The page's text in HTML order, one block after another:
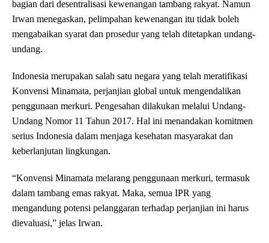
bagian dari desentralisasi kewenangan tambang rakyat. Namun
Irwan menegaskan, pelimpahan kewenangan itu tidak boleh
mengabaikan syarat dan prosedur yang telah ditetapkan undang-
undang.
Indonesia merupakan salah satu negara yang telah meratifikasi
Konvensi Minamata, perjanjian global untuk mengendalikan
penggunaan merkuri. Pengesahan dilakukan melalui Undang-
Undang Nomor 11 Tahun 2017. Hal ini menandakan komitmen
serius Indonesia dalam menjaga kesehatan masyarakat dan
keberlanjutan lingkungan.
“Konvensi Minamata melarang penggunaan merkuri, termasuk
dalam tambang emas rakyat. Maka, semua IPR yang
mengandung potensi pelanggaran terhadap perjanjian ini harus
dievaluasi,” jelas Irwan.